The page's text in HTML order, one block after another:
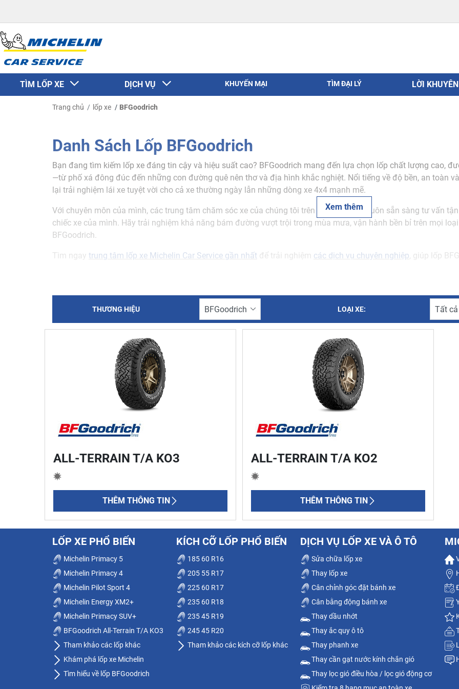
TÌM LỐP XE DỊCH VỤ KHUYẾN MẠI TÌM ĐẠI LÝ LỜI KHUYÊN
Trang chủ lốp xe BFGoodrich
Xem thêm
Danh Sách Lốp BFGoodrich
Bạn đang tìm kiếm lốp xe đáng tin cậy và hiệu suất cao? BFGoodrich mang đến lựa chọn lốp chất lượng cao,
—từ phố xá đông đúc đến những con đường quê nên thơ và địa hình khắc nghiệt. Nổi tiếng về độ bền, an toàn
lại trải nghiệm lái xe tuyệt vời cho cả xe thường ngày lẫn những dòng xe 4x4 mạnh mẽ.
Với chuyên môn của mình, các trung tâm chăm sóc xe của chúng tôi trên khắp cả nước luôn sẵn sàng tư vấn
chiếc xe của mình. Hãy trải nghiệm khả năng bám đường vượt trội trong mùa mưa, vận hành bền bỉ trên mọi
BFGoodrich.
Tìm ngay trung tâm lốp xe Michelin Car Service gần nhất để trải nghiệm các dịch vụ chuyên nghiệp , giúp lốp
THƯƠNG HIỆU LOẠI XE:
ALL-TERRAIN T/A KO3
THÊM THÔNG TIN
ALL-TERRAIN T/A KO2
THÊM THÔNG TIN
LỐP XE PHỔ BIẾN
Michelin Primacy 5
Michelin Primacy 4
Michelin Pilot Sport 4
Michelin Energy XM2+
Michelin Primacy SUV+
BFGoodrich All-Terrain T/A KO3
Tham khảo các lốp khác
Khám phá lốp xe Michelin
Tìm hiểu về lốp BFGoodrich
KÍCH CỠ LỐP PHỔ BIẾN
185 60 R16
205 55 R17
225 60 R17
235 60 R18
235 45 R19
245 45 R20
Tham khảo các kích cỡ lốp khác
DỊCH VỤ LỐP XE VÀ Ô TÔ
Sửa chữa lốp xe
Thay lốp xe
Cân chỉnh góc đặt bánh xe
Cân bằng động bánh xe
Thay dầu nhớt
Thay ắc quy ô tô
Thay phanh xe
Thay cần gạt nước kính chắn gió
Thay lọc gió điều hòa / lọc gió động cơ